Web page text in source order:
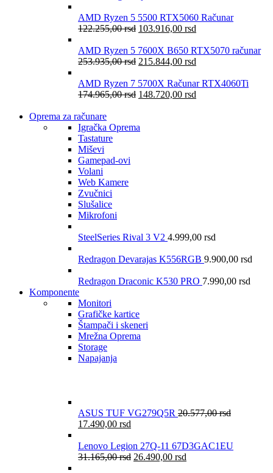
AMD Ryzen 5 5500 RTX5060 Računar
122.255,00rsd 103.916,00 rsd
AMD Ryzen 5 7600X B650 RTX5070 računar
253.935,00rsd 215.844,00 rsd
AMD Ryzen 7 5700X Računar RTX4060Ti
174.965,00rsd 148.720,00 rsd
Oprema za računare
Igračka Oprema
Tastature
Miševi
Gamepad-ovi
Volani
Web Kamere
Zvučnici
Slušalice
Mikrofoni
SteelSeries Rival 3 V2 4.999,00 rsd
Redragon Devarajas K556RGB 9.900,00 rsd
Redragon Draconic K530 PRO 7.990,00 rsd
Komponente
Monitori
Grafičke kartice
Štampači i skeneri
Mrežna Oprema
Storage
Napajanja
ASUS TUF VG279Q5R 20.577,00rsd
17.490,00 rsd
Lenovo Legion 27Q-11 67D3GAC1EU
31.165,00rsd 26.490,00 rsd